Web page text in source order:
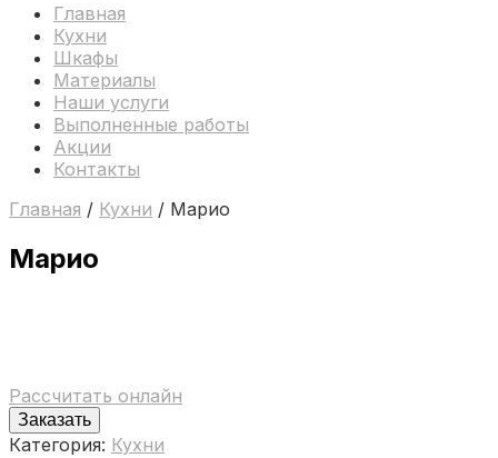
Главная
Кухни
Шкафы
Материалы
Наши услуги
Выполненные работы
Акции
Контакты
Главная / Кухни / Марио
Марио
Рассчитать онлайн
Заказать
Категория: Кухни